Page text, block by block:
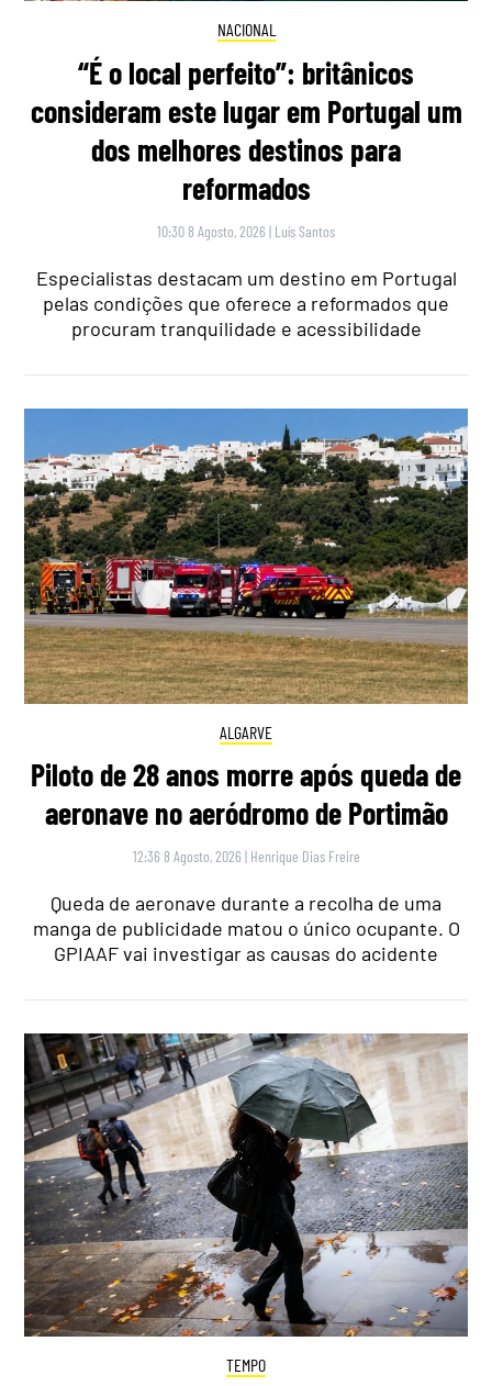
NACIONAL
“É o local perfeito”: britânicos
consideram este lugar em Portugal um
dos melhores destinos para
reformados
10:30 8 Agosto, 2026 | Luís Santos
Especialistas destacam um destino em Portugal
pelas condições que oferece a reformados que
procuram tranquilidade e acessibilidade
ALGARVE
Piloto de 28 anos morre após queda de
aeronave no aeródromo de Portimão
12:36 8 Agosto, 2026 | Henrique Dias Freire
Queda de aeronave durante a recolha de uma
manga de publicidade matou o único ocupante. O
GPIAAF vai investigar as causas do acidente
TEMPO